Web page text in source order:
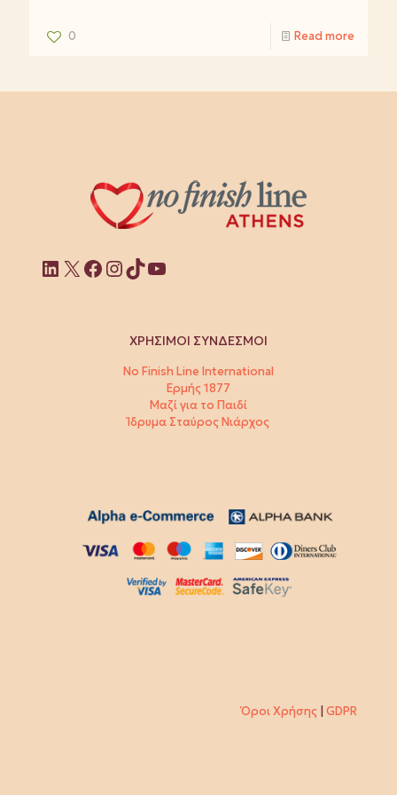
0 Read more
Linkedin
X Facebook
Instagram
TikTok
YouTube
ΧΡΗΣΙΜΟΙ ΣΥΝΔΕΣΜΟΙ
No Finish Line International
Ερμής 1877
Μαζί για το Παιδί
Ίδρυμα Σταύρος Νιάρχος
Όροι Χρήσης GDPR